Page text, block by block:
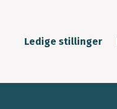
Ledige stillinger